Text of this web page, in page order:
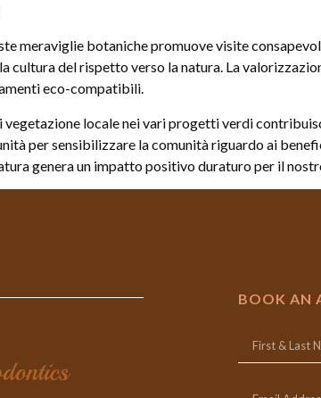
meraviglie botaniche promuove visite
cultura del rispetto verso la natura. La
eco-compatibili.
vegetazione locale nei vari progetti verdi
per sensibilizzare la comunità riguardo ai
genera un impatto positivo duraturo per il
BOOK AN